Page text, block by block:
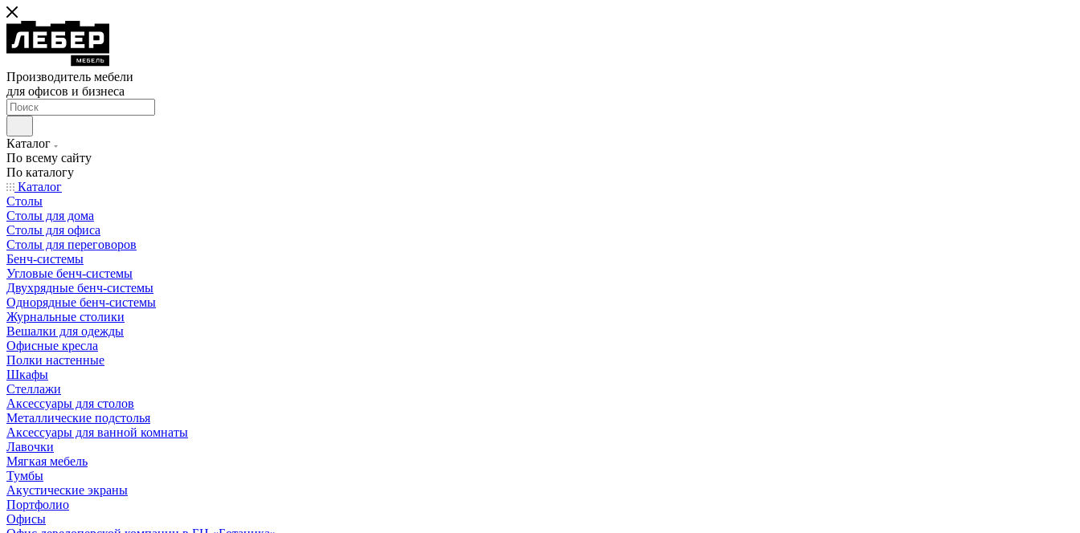
Производитель мебели
для офисов и бизнеса
Каталог
По всему сайту
По каталогу
Каталог
Столы
Столы для дома
Столы для офиса
Столы для переговоров
Бенч-системы
Угловые бенч-системы
Двухрядные бенч-системы
Однорядные бенч-системы
Журнальные столики
Вешалки для одежды
Офисные кресла
Полки настенные
Шкафы
Стеллажи
Аксессуары для столов
Металлические подстолья
Аксессуары для ванной комнаты
Лавочки
Мягкая мебель
Тумбы
Акустические экраны
Портфолио
Офисы